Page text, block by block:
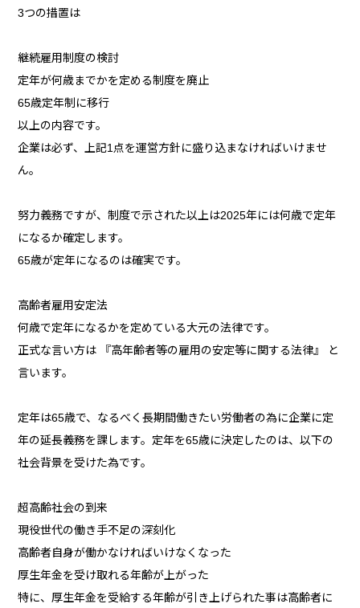
3つの措置は
継続雇用制度の検討
定年が何歳までかを定める制度を廃止
65歳定年制に移行
以上の内容です。
企業は必ず、上記1点を運営方針に盛り込まなければいけませ
ん。
努力義務ですが、制度で示された以上は2025年には何歳で定年
になるか確定します。
65歳が定年になるのは確実です。
高齢者雇用安定法
何歳で定年になるかを定めている大元の法律です。
正式な言い方は 『高年齢者等の雇用の安定等に関する法律』 と
言います。
定年は65歳で、なるべく長期間働きたい労働者の為に企業に定
年の延長義務を課します。定年を65歳に決定したのは、以下の
社会背景を受けた為です。
超高齢社会の到来
現役世代の働き手不足の深刻化
高齢者自身が働かなければいけなくなった
厚生年金を受け取れる年齢が上がった
特に、厚生年金を受給する年齢が引き上げられた事は高齢者に